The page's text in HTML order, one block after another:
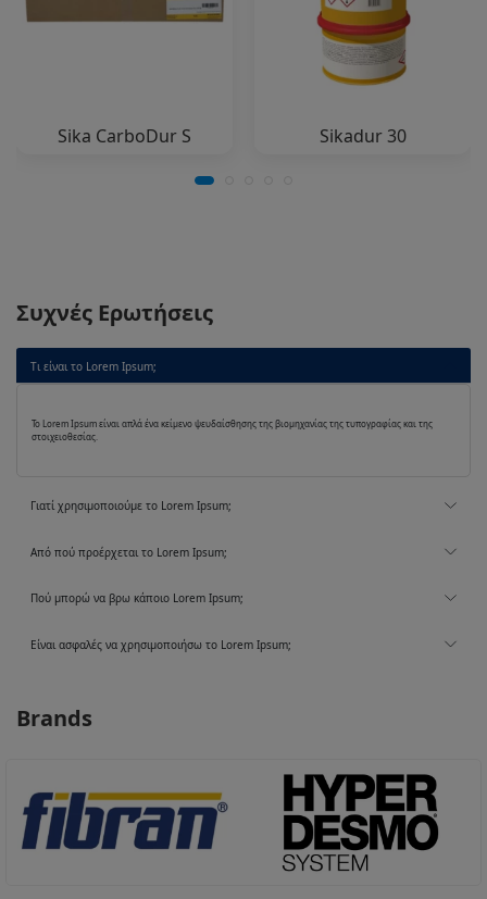
Sika CarboDur S Sikadur 30
Συχνές Ερωτήσεις
Τι είναι το Lorem Ipsum;
Το Lorem Ipsum είναι απλά ένα κείμενο ψευδαίσθησης της βιομηχανίας της τυπογραφίας και της
στοιχειοθεσίας.
Γιατί χρησιμοποιούμε το Lorem Ipsum;
Από πού προέρχεται το Lorem Ipsum;
Πού μπορώ να βρω κάποιο Lorem Ipsum;
Είναι ασφαλές να χρησιμοποιήσω το Lorem Ipsum;
Brands